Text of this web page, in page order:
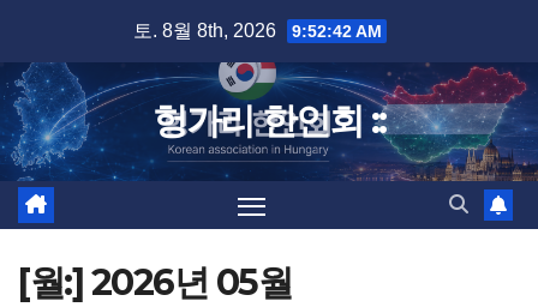
content
토. 8월 8th, 2026 9:52:43 AM
헝가리 한인회 ::
[월:]2026년 05월